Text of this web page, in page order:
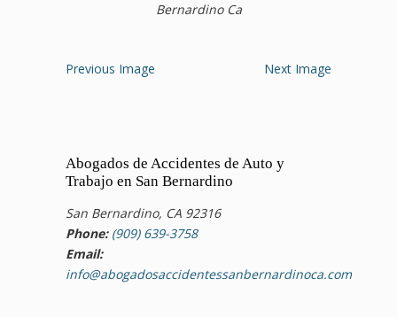
Bernardino Ca
Previous Image Next Image
Abogados de Accidentes de Auto y
Trabajo en San Bernardino
San Bernardino, CA 92316
Phone: (909) 639-3758
Email:
info@abogadosaccidentessanbernardinoca.com